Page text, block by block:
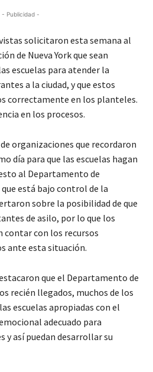
- Publicidad -
solicitaron esta semana al
de Nueva York que sean
escuelas para atender la
a la ciudad, y que estos
correctamente en los planteles.
en los procesos.
organizaciones que recordaron
día para que las escuelas hagan
al Departamento de
que está bajo control de la
sobre la posibilidad de que
de asilo, por lo que los
contar con los recursos
ante esta situación.
que el Departamento de
recién llegados, muchos de los
escuelas apropiadas con el
adecuado para
y así puedan desarrollar su